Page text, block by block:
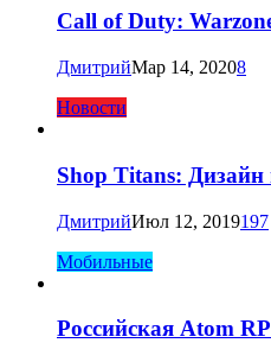
Call of Duty:
ДмитрийМар 14, 20208
Новости
Shop Titans:
ДмитрийИюл 12, 2019197
Мобильные
Российская Atom